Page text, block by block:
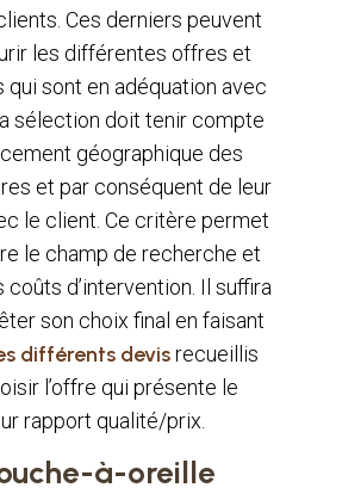
Ces derniers peuvent
les différentes offres et
qui sont en adéquation avec
sélection doit tenir compte
géographique des
et par conséquent de leur
le client. Ce critère permet
le champ de recherche et
coûts d’intervention. Il suffira
son choix final en faisant
différents devisrecueillis
l’offre qui présente le
rapport qualité/prix.
à-oreille